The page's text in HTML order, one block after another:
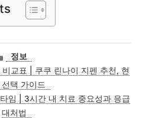
카
테
고
리
정보
교표 | 쿠쿠 린나이 지펜 추천, 현
선택 가이드
임 | 3시간 내 치료 중요성과 응급
대처법